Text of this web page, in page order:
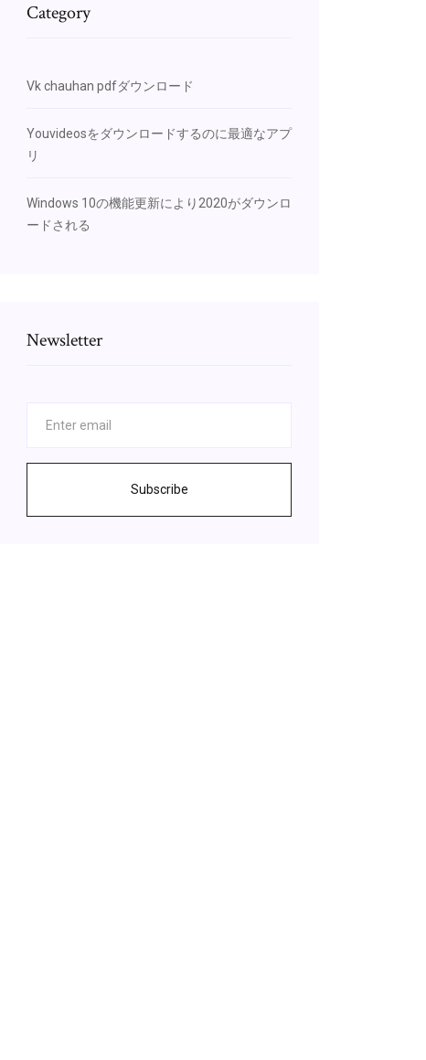
Category
Vk chauhan pdfダウンロード
Youvideosをダウンロードするのに最適なアプ
リ
Windows 10の機能更新により2020がダウンロ
ードされる
Newsletter
Subscribe